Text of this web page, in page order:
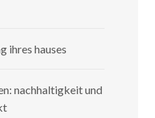
ihres hauses
nachhaltigkeit und